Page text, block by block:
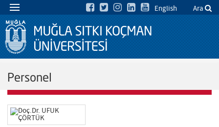
English Ara
Personel